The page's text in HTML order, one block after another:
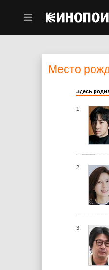
Место
Здесь
1.
2.
3.